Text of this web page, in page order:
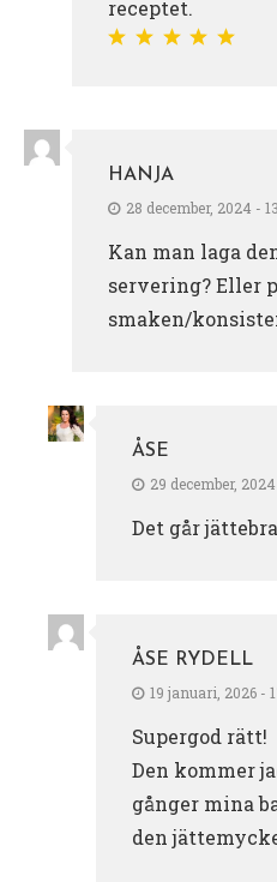
receptet.
HANJA
28 december, 2024 -
Kan man laga
servering? Eller
smaken/
ÅSE
29 december,
Det går
ÅSE RYDELL
19 januari, 2026 -
Supergod rätt!
Den kommer
gånger mina
den